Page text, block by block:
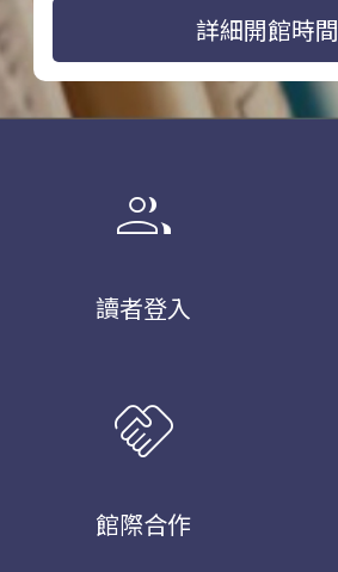
詳細開館時間
group
讀者登入
handshake
館際合作